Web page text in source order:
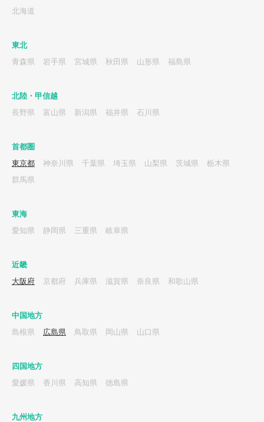
北海道
東北
青森県
岩手県 宮城県 秋田県 山形県 福島県
北陸・甲信越
長野県
富山県 新潟県 福井県 石川県
首都圏
東京都
神奈川県 千葉県 埼玉県 山梨県 茨城県
栃木県
群馬県
東海
愛知県
静岡県 三重県 岐阜県
近畿
大阪府
京都府 兵庫県 滋賀県 奈良県 和歌山県
中国地方
島根県
広島県 鳥取県 岡山県 山口県
四国地方
愛媛県
香川県 高知県 徳島県
九州地方